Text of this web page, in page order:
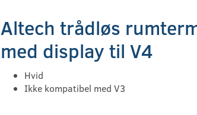
Altech trådløs
med display til V4
Hvid
Ikke kompatibel med V3